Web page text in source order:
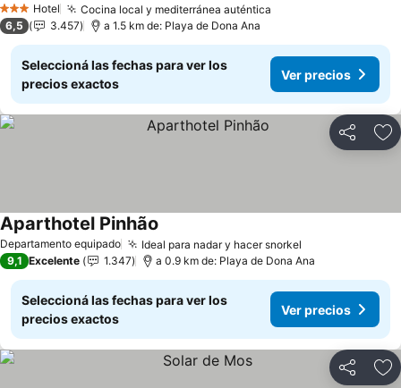
3 Estrellas
Hotel Cocina local y mediterránea auténtica
6,5 3.457 a 1.5 km de: Playa de Dona Ana
Seleccioná las fechas para ver los
precios exactos
Ver precios
Compartir
Departamento equipado Ideal para nadar y hacer snorkel
Aparthotel Pinhão
9,1 Excelente 1.347 a 0.9 km de: Playa de Dona Ana
Seleccioná las fechas para ver los
precios exactos
Ver precios
Compartir